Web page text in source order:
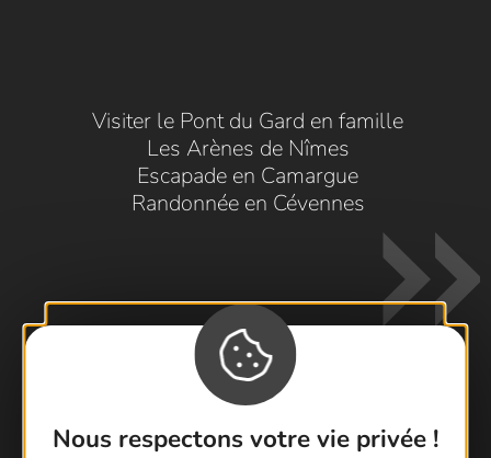
Nous respectons votre vie privée !
Visiter le Pont du Gard en famille
Les Arènes de Nîmes
Escapade en Camargue
Randonnée en Cévennes
Contactez-nous !